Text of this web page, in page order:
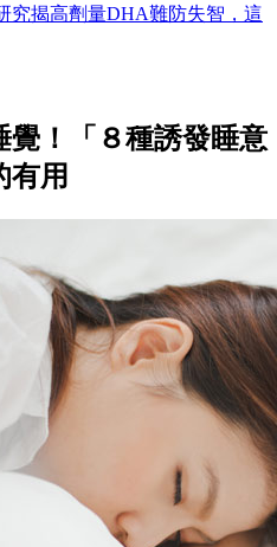
究揭高劑量DHA難防失智，這
覺！「８種誘發睡意
有用